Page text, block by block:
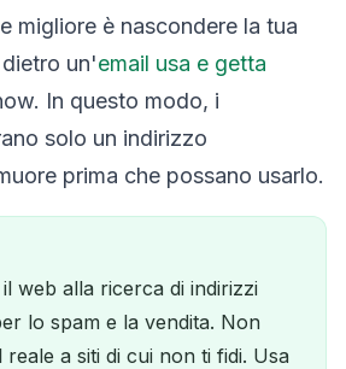
migliore è nascondere la tua
un'email usa e getta
In questo modo, i
solo un indirizzo
prima che possano usarlo.
web alla ricerca di indirizzi
lo spam e la vendita. Non
reale a siti di cui non ti fidi. Usa